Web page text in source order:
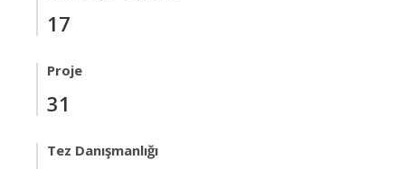
17
Proje
31
Tez Danışmanlığı